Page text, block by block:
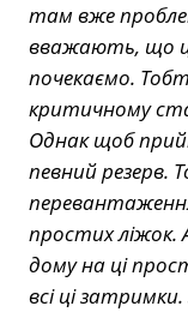
там вже
вважають, що
почекаємо.
критичному
Однак щоб
певний резерв.
простих ліжок.
дому на ці
всі ці